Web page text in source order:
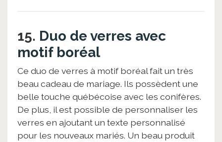
15. Duo de verres avec
motif boréal
Ce duo de verres à motif boréal fait un très
beau cadeau de mariage. Ils possèdent une
belle touche québécoise avec les conifères.
De plus, il est possible de personnaliser les
verres en ajoutant un texte personnalisé
pour les nouveaux mariés. Un beau produit